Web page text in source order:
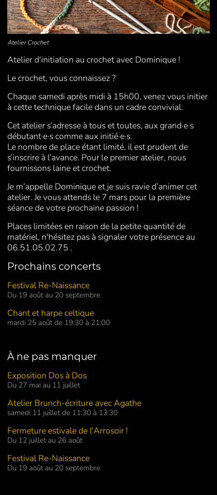
Atelier Crochet
Atelier d'initiation au crochet avec Dominique !
Le crochet, vous connaissez ?
Chaque samedi après midi à 15h00, venez vous initier
à cette technique facile dans un cadre convivial.
Cet atelier s’adresse à tous et toutes, aux grand·e·s
débutant·e·s comme aux initié·e·s.
Le nombre de place étant limité, il est prudent de
s’inscrire à l’avance. Pour le premier atelier, nous
fournissons laine et crochet.
Je m’appelle Dominique et je suis ravie d’animer cet
atelier. Je vous attends le 7 mars pour la première
séance de votre prochaine passion !
Places limitées en raison de la petite quantité de
matériel, n'hésitez pas à signaler votre présence au
06.51.05.02.75 .
Prochains concerts
Festival Re-Naissance
Du 19 août au 20 septembre
Chant et harpe celtique
mardi 25 août de 19:30 à 21:00
À ne pas manquer
Exposition Dos à Dos
Du 27 mai au 11 juillet
Atelier Brunch-écriture avec Agathe
samedi 11 juillet de 11:30 à 13:30
Fermeture estivale de l'Arrosoir !
Du 12 juillet au 26 août
Festival Re-Naissance
Du 19 août au 20 septembre